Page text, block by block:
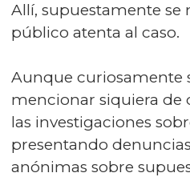
Allí, supuestamente se
público atenta al caso.
Aunque curiosamente
mencionar siquiera de
las investigaciones
presentando
anónimas sobre